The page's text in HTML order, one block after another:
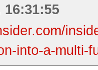
16:31:55
into-a-multi-